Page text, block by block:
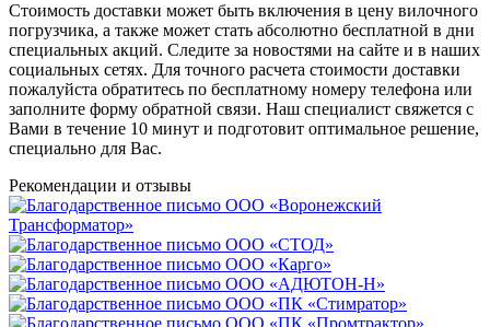
Стоимость доставки может быть включения в цену вилочного
погрузчика, а также может стать абсолютно бесплатной в дни
специальных акций. Следите за новостями на сайте и в наших
социальных сетях. Для точного расчета стоимости доставки
пожалуйста обратитесь по бесплатному номеру телефона или
заполните форму обратной связи. Наш специалист свяжется с
Вами в течение 10 минут и подготовит оптимальное решение,
специально для Вас.
Рекомендации и отзывы